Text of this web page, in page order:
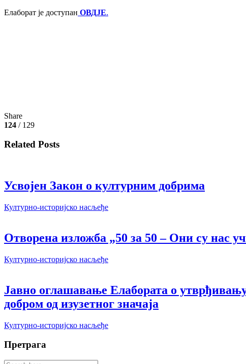
Елаборат је доступан ОВДЈЕ.
Share
124 / 129
Related Posts
Усвојен Закон о културним добрима
Културно-историјско насљеђе
Отворена изложба „50 за 50 – Они су нас
Културно-историјско насљеђе
Јавно оглашавање Елабората о
добром од изузетног значаја
Културно-историјско насљеђе
Претрага